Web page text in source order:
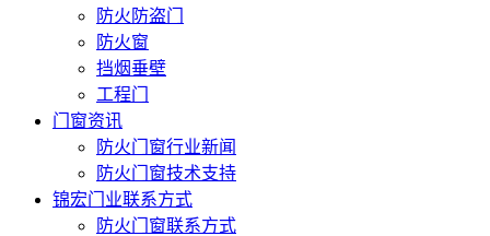
防火防盗门
防火窗
挡烟垂壁
工程门
门窗资讯
防火门窗行业新闻
防火门窗技术支持
锦宏门业联系方式
防火门窗联系方式